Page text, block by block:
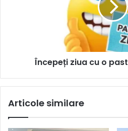
Începeți ziua cu o
Articole similare